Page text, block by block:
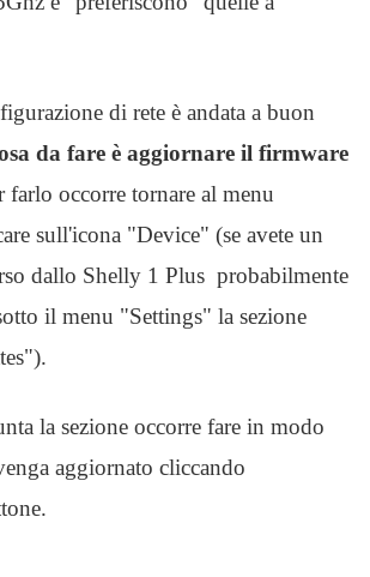
di rete è andata a buon
da fare è aggiornare il firmware
farlo occorre tornare al menu
sull'icona "Device" (se avete un
dallo Shelly 1 Plus probabilmente
il menu "Settings" la sezione
la sezione occorre fare in modo
aggiornato cliccando